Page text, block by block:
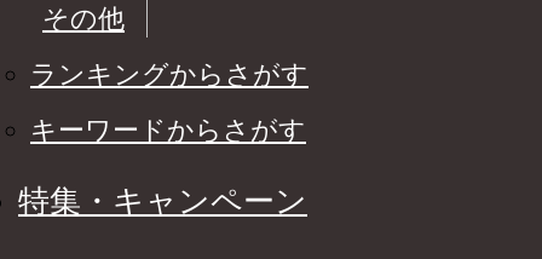
その他
ランキングからさがす
キーワードからさがす
特集・キャンペーン